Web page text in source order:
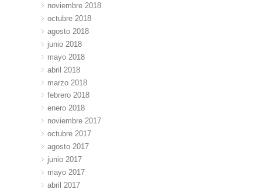
noviembre 2018
octubre 2018
agosto 2018
junio 2018
mayo 2018
abril 2018
marzo 2018
febrero 2018
enero 2018
noviembre 2017
octubre 2017
agosto 2017
junio 2017
mayo 2017
abril 2017